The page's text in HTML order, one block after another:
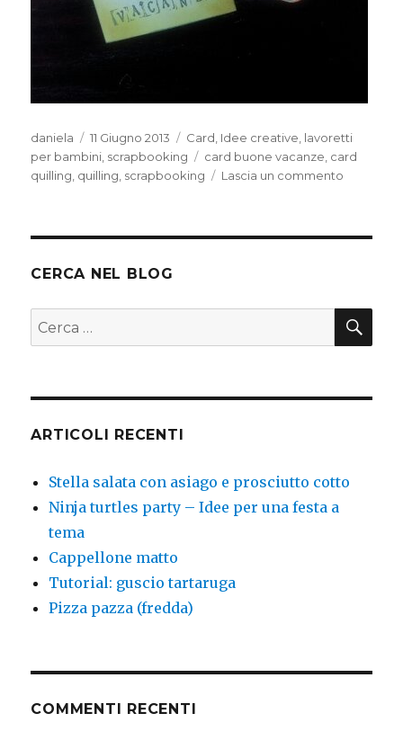
Autore
daniela
Pubblicato
il
11 Giugno 2013 Categorie
Card Idee creative lavoretti
per bambini scrapbooking Tag
card buone vacanze card
quilling quilling scrapbooking Lascia un commento
CERCA NEL BLOG
Cerca:
ARTICOLI RECENTI
Stella salata con asiago e prosciutto cotto
Ninja turtles party – Idee per una festa a
tema
Cappellone matto
Tutorial: guscio tartaruga
Pizza pazza (fredda)
COMMENTI RECENTI